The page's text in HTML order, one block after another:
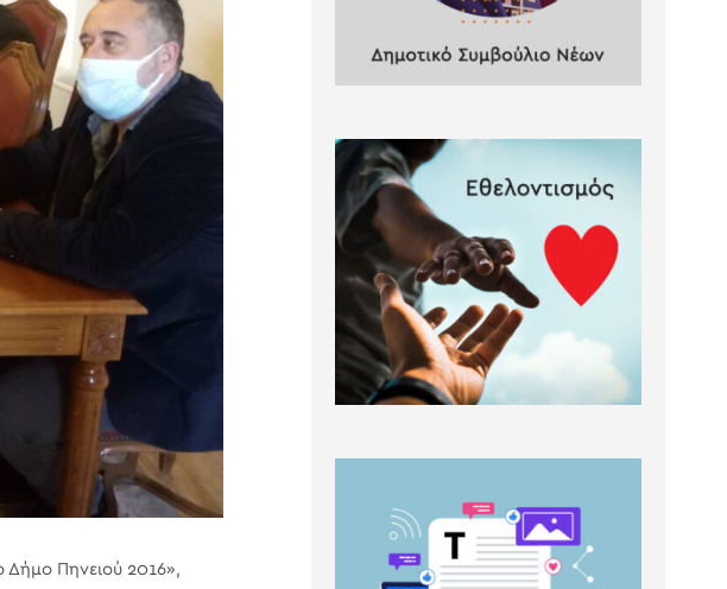
Δήμο Πηνειού 2016»,